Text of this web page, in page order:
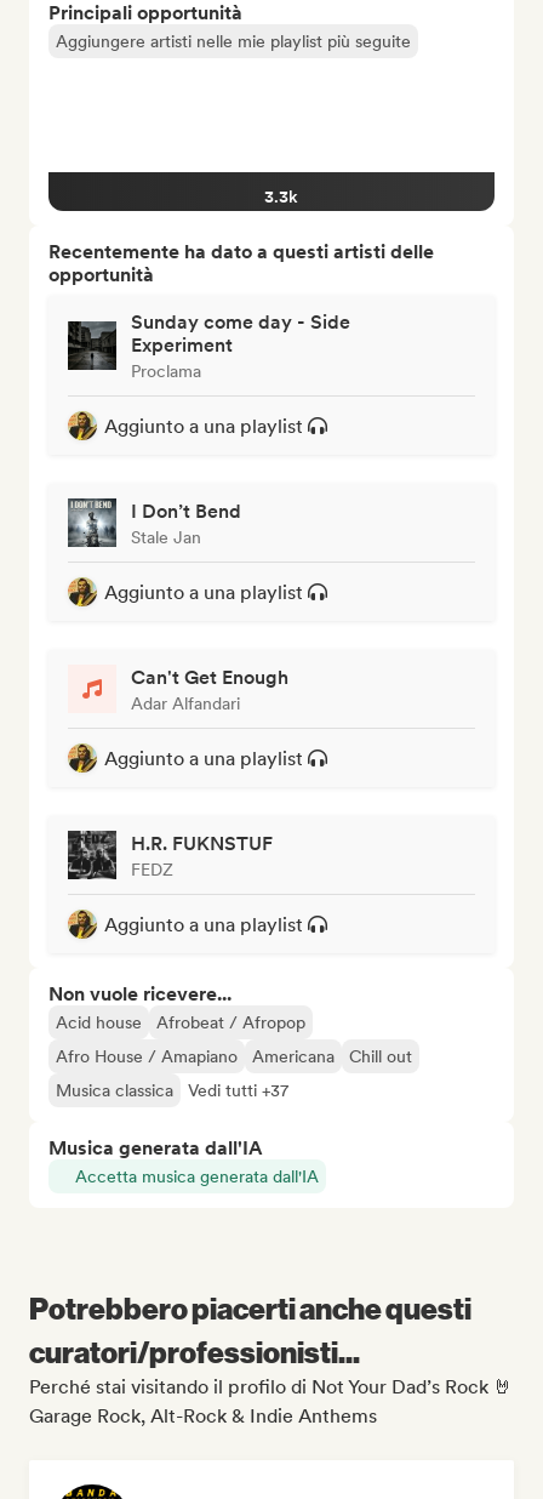
Principali opportunità
Aggiungere artisti nelle mie playlist più seguite
3.3k
Recentemente ha dato a questi artisti delle
opportunità
Sunday come day - Side
Experiment
Proclama
Aggiunto a una playlist
I Don’t Bend
Stale Jan
Aggiunto a una playlist
Can't Get Enough
Adar Alfandari
Aggiunto a una playlist
H.R. FUKNSTUF
FEDZ
Aggiunto a una playlist
Non vuole ricevere...
Acid house
Afrobeat / Afropop
Afro House / Amapiano
Americana
Chill out
Musica classica
Vedi tutti +37
Musica generata dall'IA
Accetta musica generata dall'IA
Potrebbero piacerti anche questi
curatori/professionisti...
Perché stai visitando il profilo di Not Your Dad’s Rock 🤘
Garage Rock, Alt-Rock & Indie Anthems